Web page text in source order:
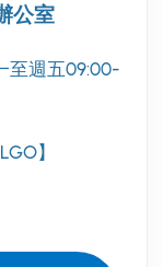
公室
至週五09:00-
】